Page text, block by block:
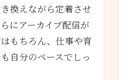
換えながら定着させ
にアーカイブ配信が
もちろん、仕事や育
自分のペースでしっ